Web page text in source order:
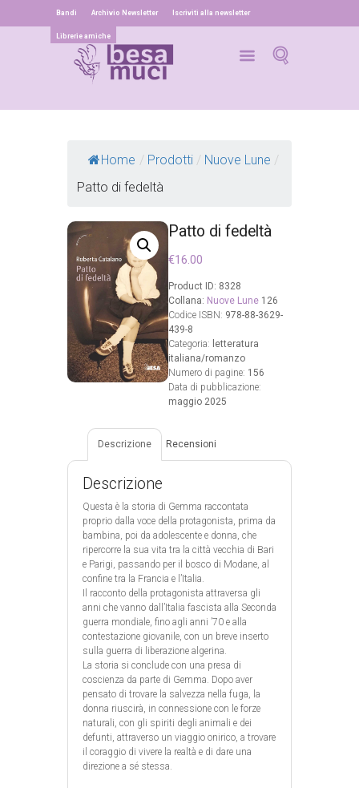
Bandi Archivio Newsletter Iscriviti alla newsletter
Librerie amiche
Home / Prodotti / Nuove Lune /
Patto di fedeltà
Patto di fedeltà
€16.00
Product ID: 8328
Collana: Nuove Lune 126
Codice ISBN: 978-88-3629-
439-8
Categoria: letteratura
italiana/romanzo
Numero di pagine: 156
Data di pubblicazione:
maggio 2025
Descrizione Recensioni
Descrizione
Questa è la storia di Gemma raccontata
proprio dalla voce della protagonista, prima da
bambina, poi da adolescente e donna, che
ripercorre la sua vita tra la città vecchia di Bari
e Parigi, passando per il bosco di Modane, al
confine tra la Francia e l’Italia.
Il racconto della protagonista attraversa gli
anni che vanno dall’Italia fascista alla Seconda
guerra mondiale, fino agli anni ’70 e alla
contestazione giovanile, con un breve inserto
sulla guerra di liberazione algerina.
La storia si conclude con una presa di
coscienza da parte di Gemma. Dopo aver
pensato di trovare la salvezza nella fuga, la
donna riuscirà, in connessione con le forze
naturali, con gli spiriti degli animali e dei
defunti, attraverso un viaggio onirico, a trovare
il coraggio di vivere la realtà e di dare una
direzione a sé stessa.